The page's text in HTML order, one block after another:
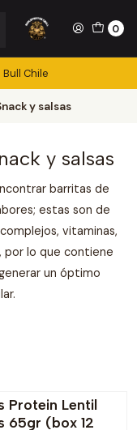
0
Chile
y salsas
y salsas
barritas de
estas son de
vitaminas,
por lo que contiene
un óptimo
OFF
Protein Lentil
65gr (box 12